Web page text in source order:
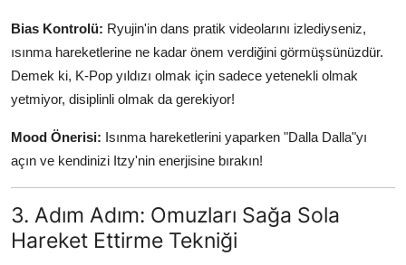
Bias Kontrolü: Ryujin'in dans pratik videolarını izlediyseniz,
ısınma hareketlerine ne kadar önem verdiğini görmüşsünüzdür.
Demek ki, K-Pop yıldızı olmak için sadece yetenekli olmak
yetmiyor, disiplinli olmak da gerekiyor!
Mood Önerisi: Isınma hareketlerini yaparken "Dalla Dalla"yı
açın ve kendinizi Itzy'nin enerjisine bırakın!
3. Adım Adım: Omuzları Sağa Sola
Hareket Ettirme Tekniği